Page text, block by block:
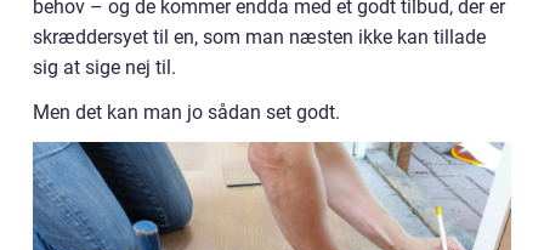
behov – og de kommer endda med et godt tilbud, der er
skræddersyet til en, som man næsten ikke kan tillade
sig at sige nej til.
Men det kan man jo sådan set godt.